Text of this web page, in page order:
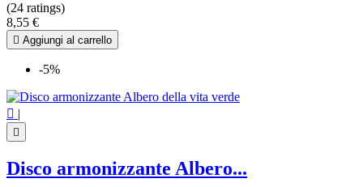
(24 ratings)
8,55 €
 Aggiungi al carrello
-5%
 |

Disco armonizzante Albero...